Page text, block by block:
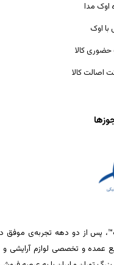
اوک مدا
اوک
کالا
اصالت کالا
پس از دو دهه تجربه‌ی موفق در
عمده و تخصصی لوازم آرایشی